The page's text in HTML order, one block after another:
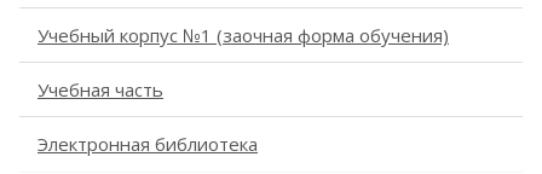
Учебный корпус №1 (заочная форма обучения)
Учебная часть
Электронная библиотека